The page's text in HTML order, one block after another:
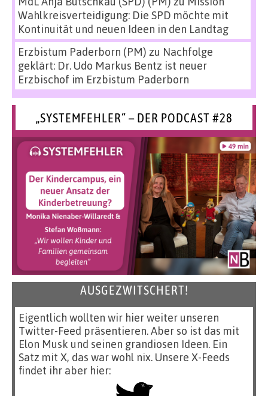
Wahlkreisverteidigung: Die SPD möchte mit
Kontinuität und neuen Ideen in den Landtag
Erzbistum Paderborn (PM) zu Nachfolge
geklärt: Dr. Udo Markus Bentz ist neuer
Erzbischof im Erzbistum Paderborn
„SYSTEMFEHLER“ – DER PODCAST #28
AUSGEZWITSCHERT!
Eigentlich wollten wir hier weiter unseren
Twitter-Feed präsentieren. Aber so ist das mit
Elon Musk und seinen grandiosen Ideen. Ein
Satz mit X, das war wohl nix. Unsere X-Feeds
findet ihr aber hier: